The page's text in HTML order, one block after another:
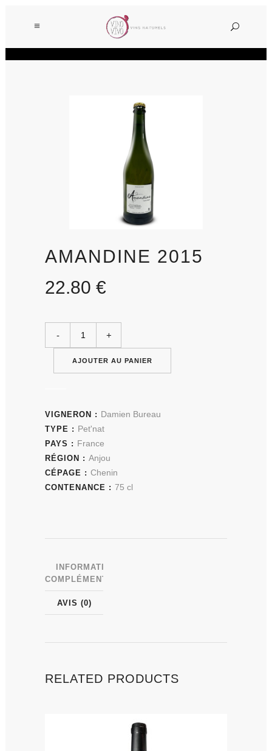
AMANDINE 2015
22.80 €
AJOUTER AU PANIER
VIGNERON : Damien Bureau
TYPE : Pet'nat
PAYS : France
RÉGION : Anjou
CÉPAGE : Chenin
CONTENANCE : 75 cl
INFORMATIONS
COMPLÉMENTAIRES
AVIS (0)
RELATED PRODUCTS